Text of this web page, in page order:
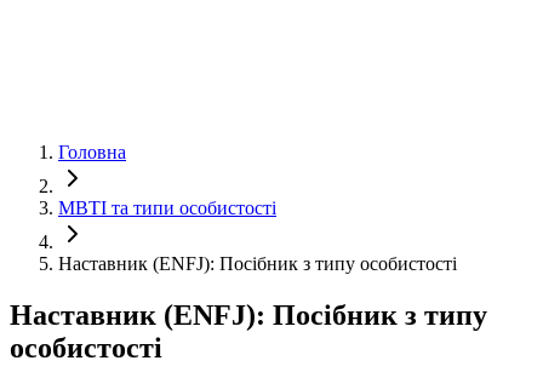
Головна
MBTI та типи особистості
Наставник (ENFJ): Посібник з типу особистості
Наставник (ENFJ): Посібник з типу
особистості